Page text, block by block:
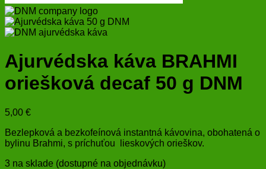
Ajurvédska káva BRAHMI
oriešková decaf 50 g DNM
5,00 €
Bezlepková a bezkofeínová instantná kávovina, obohatená o
bylinu Brahmi, s príchuťou lieskových orieškov.
3 na sklade (dostupné na objednávku)